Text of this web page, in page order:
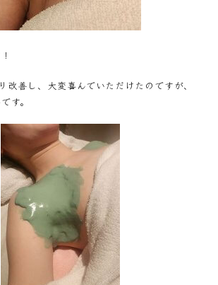
改善し、大変喜んでいただけたのですが、
す。